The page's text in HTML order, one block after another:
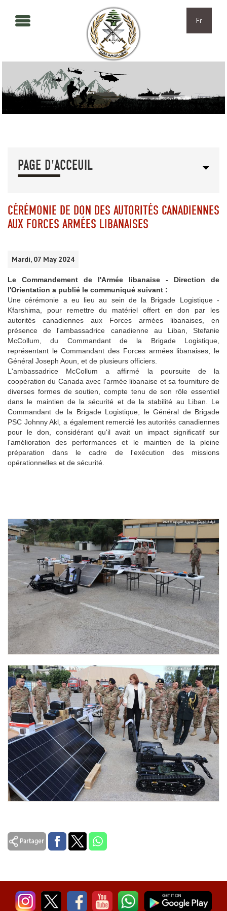
Fr
PAGE D'ACCEUIL
CÉRÉMONIE DE DON DES AUTORITÉS CANADIENNES
AUX FORCES ARMÉES LIBANAISES
Mardi, 07 May 2024
Le Commandement de l'Armée libanaise - Direction de
l'Orientation a publié le communiqué suivant :
Une cérémonie a eu lieu au sein de la Brigade Logistique -
Kfarshima, pour remettre du matériel offert en don par les
autorités canadiennes aux Forces armées libanaises, en
présence de l'ambassadrice canadienne au Liban, Stefanie
McCollum, du Commandant de la Brigade Logistique,
représentant le Commandant des Forces armées libanaises, le
Général Joseph Aoun, et de plusieurs officiers.
L'ambassadrice McCollum a affirmé la poursuite de la
coopération du Canada avec l'armée libanaise et sa fourniture de
diverses formes de soutien, compte tenu de son rôle essentiel
dans le maintien de la sécurité et de la stabilité au Liban. Le
Commandant de la Brigade Logistique, le Général de Brigade
PSC Johnny Akl, a également remercié les autorités canadiennes
pour le don, considérant qu'il avait un impact significatif sur
l'amélioration des performances et le maintien de la pleine
préparation dans le cadre de l'exécution des missions
opérationnelles et de sécurité.